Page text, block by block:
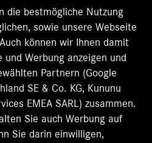
e
u
e
n
R
g
i
s
e
r
e
u
e
n
R
e
g
i
s
e
r
die bestmögliche Nutzung
sowie unsere Webseite
können wir Ihnen damit
Werbung anzeigen und
Partnern (Google
SE & Co. KG, Kununu
EMEA SARL) zusammen.
Sie auch Werbung auf
Sie darin einwilligen,